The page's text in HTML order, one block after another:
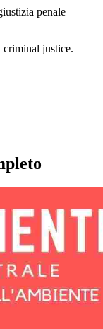
penale
justice.